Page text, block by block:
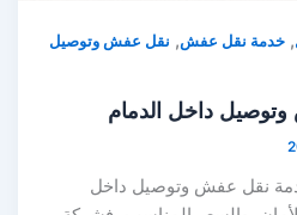
خدمة نقل عفش,نقل عفش وتوصيل
داخل الدمام
نقل عفش وتوصيل داخل